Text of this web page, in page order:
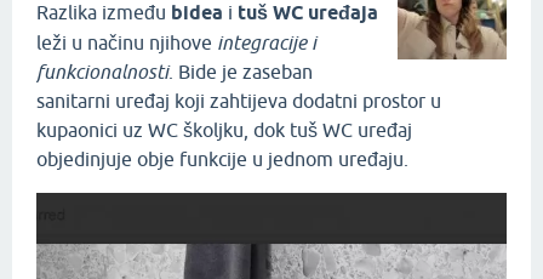
Razlika između bidea i tuš WC uređaja
leži u načinu njihove integracije i
funkcionalnosti. Bide je zaseban
sanitarni uređaj koji zahtijeva dodatni prostor u
kupaonici uz WC školjku, dok tuš WC uređaj
objedinjuje obje funkcije u jednom uređaju.